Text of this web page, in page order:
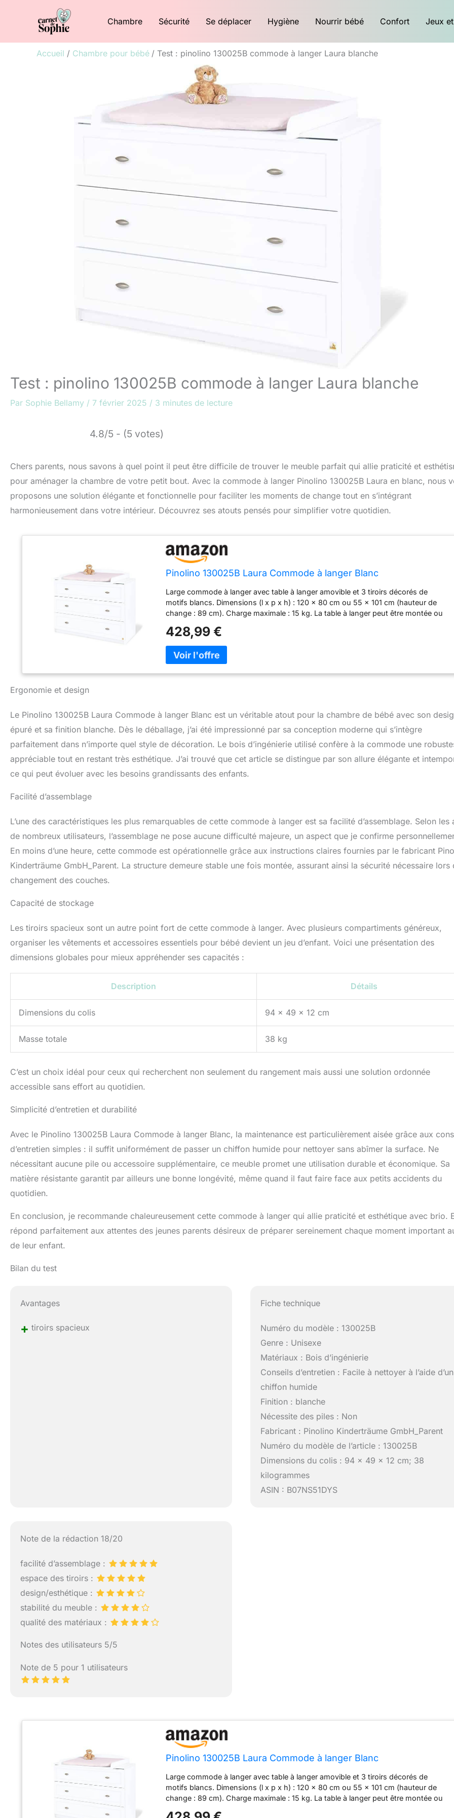
Chambre Sécurité Se déplacer Hygiène Nourrir bébé Confort Jeux
Accueil Chambre pour bébé Test : pinolino 130025B commode à langer Laura blanche
Test : pinolino 130025B commode à langer Laura blanche
Par Sophie Bellamy / 7 février 2025 / 3 minutes de lecture
4.8/5 - (5 votes)
Chers parents, nous savons à quel point il peut être difficile de trouver le meuble parfait qui allie praticité et
pour aménager la chambre de votre petit bout. Avec la commode à langer Pinolino 130025B Laura en blanc, nous
proposons une solution élégante et fonctionnelle pour faciliter les moments de change tout en s’intégrant
harmonieusement dans votre intérieur. Découvrez ses atouts pensés pour simplifier votre quotidien.
Pinolino 130025B Laura Commode à langer Blanc
Large commode à langer avec table à langer amovible et 3 tiroirs décorés de
motifs blancs. Dimensions (l x p x h) : 120 x 80 cm ou 55 x 101 cm (hauteur de
change : 89 cm). Charge maximale : 15 kg. La table à langer peut être montée ou
comme un beau buffet longtemps après le temps à langer. Commode à langer
recommandée pour les enfants. Les 3 tiroirs spacieux, dont 1 avec 2
compartiments à linge, offrent beaucoup d'espace de rangement pour tous les
ustensiles à langer. Équipement de base idéal pour une chambre d'enfant
moderne. Les meubles de la série Laura sont parfaits pour toutes les chambres de
certifiée FSC utilise exclusivement des peintures, lasures adaptées aux enfants.
428,99 €
Ergonomie et design
Le Pinolino 130025B Laura Commode à langer Blanc est un véritable atout pour la chambre de bébé avec son
épuré et sa finition blanche. Dès le déballage, j’ai été impressionné par sa conception moderne qui s’intègre
parfaitement dans n’importe quel style de décoration. Le bois d’ingénierie utilisé confère à la commode une
appréciable tout en restant très esthétique. J’ai trouvé que cet article se distingue par son allure élégante et
ce qui peut évoluer avec les besoins grandissants des enfants.
Facilité d’assemblage
L’une des caractéristiques les plus remarquables de cette commode à langer est sa facilité d’assemblage. Selon les
de nombreux utilisateurs, l’assemblage ne pose aucune difficulté majeure, un aspect que je confirme
En moins d’une heure, cette commode est opérationnelle grâce aux instructions claires fournies par le fabricant
Kinderträume GmbH_Parent. La structure demeure stable une fois montée, assurant ainsi la sécurité nécessaire lors
changement des couches.
Capacité de stockage
Les tiroirs spacieux sont un autre point fort de cette commode à langer. Avec plusieurs compartiments généreux,
organiser les vêtements et accessoires essentiels pour bébé devient un jeu d’enfant. Voici une présentation des
dimensions globales pour mieux appréhender ses capacités :
Description Détails
Dimensions du colis 94 x 49 x 12 cm
Masse totale 38 kg
C’est un choix idéal pour ceux qui recherchent non seulement du rangement mais aussi une solution ordonnée
accessible sans effort au quotidien.
Simplicité d’entretien et durabilité
Avec le Pinolino 130025B Laura Commode à langer Blanc, la maintenance est particulièrement aisée grâce aux
d’entretien simples : il suffit uniformément de passer un chiffon humide pour nettoyer sans abîmer la surface. Ne
nécessitant aucune pile ou accessoire supplémentaire, ce meuble promet une utilisation durable et économique. Sa
matière résistante garantit par ailleurs une bonne longévité, même quand il faut faire face aux petits accidents du
quotidien.
En conclusion, je recommande chaleureusement cette commode à langer qui allie praticité et esthétique avec brio.
répond parfaitement aux attentes des jeunes parents désireux de préparer sereinement chaque moment important
de leur enfant.
Bilan du test
Avantages
+ tiroirs spacieux
Fiche technique
Numéro du modèle : 130025B
Genre : Unisexe
Matériaux : Bois d’ingénierie
Conseils d’entretien : Facile à nettoyer à l’aide d’un
chiffon humide
Finition : blanche
Nécessite des piles : Non
Fabricant : Pinolino Kinderträume GmbH_Parent
Numéro du modèle de l’article : 130025B
Dimensions du colis : 94 x 49 x 12 cm; 38
kilogrammes
ASIN : B07NS51DYS
Note de la rédaction 18/20
facilité d’assemblage :
espace des tiroirs :
design/esthétique :
stabilité du meuble :
qualité des matériaux :
Notes des utilisateurs 5/5
Note de 5 pour 1 utilisateurs
Pinolino 130025B Laura Commode à langer Blanc
Large commode à langer avec table à langer amovible et 3 tiroirs décorés de
motifs blancs. Dimensions (l x p x h) : 120 x 80 cm ou 55 x 101 cm (hauteur de
change : 89 cm). Charge maximale : 15 kg. La table à langer peut être montée ou